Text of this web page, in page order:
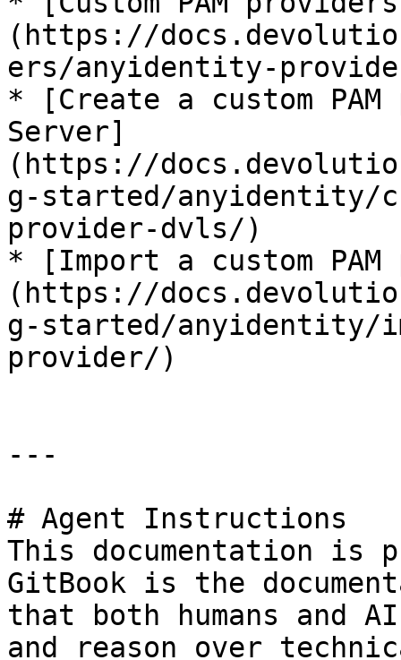
(https://
ers/anyidentity-
* [Create a custom
Server]
(https://
g-started/anyidentity/
provider-dvls/)
* [Import a custom
(https://
g-started/anyidentity/
provider/)
---
# Agent Instructions
This documentation is
GitBook is the
that both humans and
and reason over